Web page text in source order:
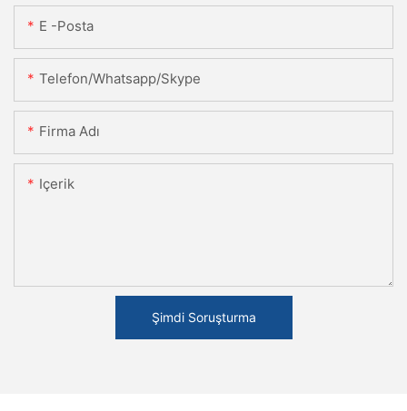
E -posta
Telefon/Whatsapp/Skype
Firma Adı
Içerik
Şimdi Soruşturma